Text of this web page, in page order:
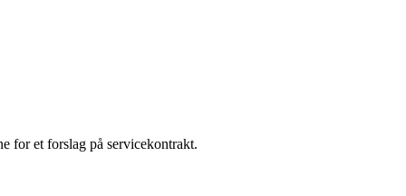
for et forslag på servicekontrakt.